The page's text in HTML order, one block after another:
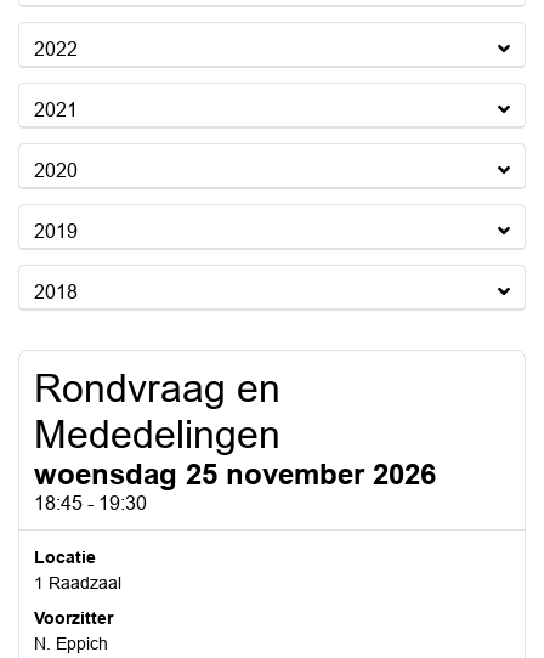
2022
2021
2020
2019
2018
Rondvraag en
Mededelingen
woensdag 25 november 2026
18:45 - 19:30
Locatie
1 Raadzaal
Voorzitter
N. Eppich